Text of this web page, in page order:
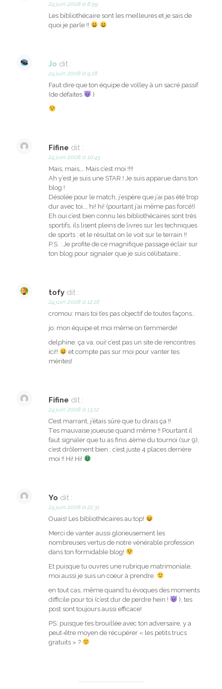
24 juin 2008 à 8:59
Les bibliothécaire sont les meilleures et je sais de
quoi je parle !!
Jo dit :
24 juin 2008 à 9:18
Faut dire que ton équipe de volley à un sacré passif
(de défaites
)
Fifine dit :
24 juin 2008 à 10:43
Mais, mais,… Mais c’est moi !!!!
Ah y’est je suis une STAR ! Je suis apparue dans ton
blog !
Désolée pour le match, j’espère que j’ai pas été trop
dur avec toi…, hi! hi! (pourtant j’ai même pas forcé!)
Eh oui c’est bien connu les bibliothécaires sont très
sportifs, ils lisent pleins de livres sur les techniques
de sports ; et le résultat on le voit sur le terrain !!
P.S. : Je profite de ce magnifique passage éclair sur
ton blog pour signaler que je suis célibataire…
tofy dit :
24 juin 2008 à 12:16
cromou: mais toi t’es pas objectif de toutes façons…
jo: mon équipe et moi même on t’emmerde!
delphine: ça va, oui! c’est pas un site de rencontres
ici!!
et compte pas sur moi pour vanter tes
mérites!
Fifine dit :
24 juin 2008 à 13:12
C’est marrant, j’étais sûre que tu dirais ça !!
T’es mauvaise joueuse quand même !! Pourtant il
faut signaler que tu as finis 4ème du tournoi (sur 9),
c’est drôlement bien ; c’est juste 4 places derrière
moi !! Hi! Hi!
Yo dit :
24 juin 2008 à 22:31
Ouais! Les bibliothécaires au top!
Merci de vanter aussi glorieusement les
nombreuses vertus de notre vénérable profession
dans ton formidable blog!
Et puisque tu ouvres une rubrique matrimoniale,
moi aussi je suis un coeur à prendre.
en tout cas, même quand tu évoques des moments
difficile pour toi (c’est dur de perdre hein !
), tes
post sont toujours aussi efficace!
PS: puisque t’es brouillée avec ton adversaire, y a
peut-être moyen de récupérer « les petits trucs
gratuits » ?